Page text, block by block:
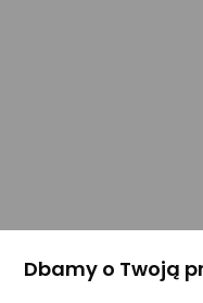
Dbamy o Twoją